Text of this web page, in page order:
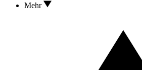
Mehr